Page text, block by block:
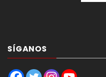
SÍGANOS